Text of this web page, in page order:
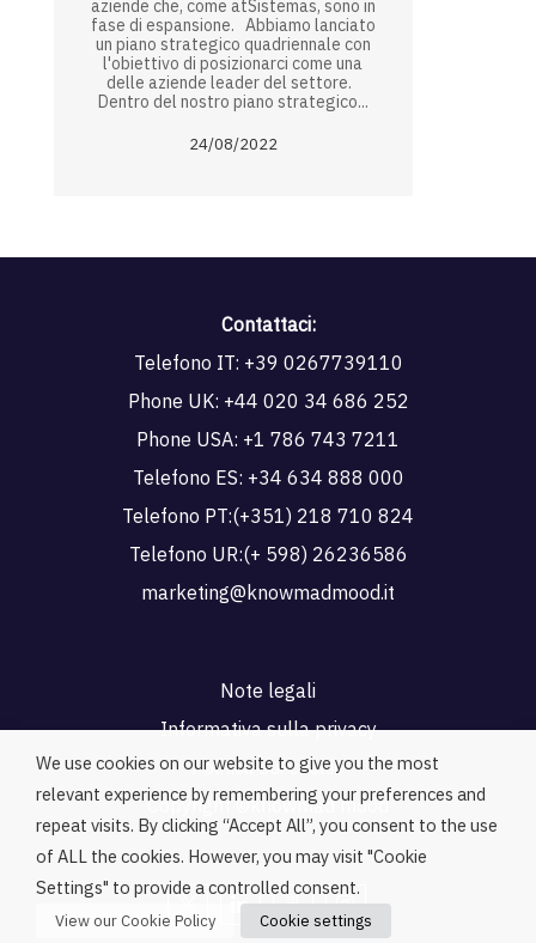
aziende che, come atSistemas, sono in
fase di espansione. Abbiamo lanciato
un piano strategico quadriennale con
l'obiettivo di posizionarci come una
delle aziende leader del settore.
Dentro del nostro piano strategico...
24/08/2022
Contattaci:
Telefono IT: +39 0267739110
Phone UK: +44 020 34 686 252
Phone USA: +1 786 743 7211
Telefono ES: +34 634 888 000
Telefono PT:(+351) 218 710 824
Telefono UR:(+ 598) 26236586
marketing@knowmadmood.it
Note legali
Informativa sulla privacy
Politica sui cookie
Copyright ©knowmad mood
We use cookies on our website to give you the most
relevant experience by remembering your preferences and
repeat visits. By clicking “Accept All”, you consent to the use
of ALL the cookies. However, you may visit "Cookie
Settings" to provide a controlled consent.
View our Cookie Policy Cookie settings